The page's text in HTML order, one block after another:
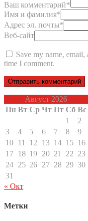
Ваш комментарий*
Имя и фамилия*
Адрес эл. почты*
Веб-сайт
Save my name,
time I comment.
Август 2026
Пн Вт Ср Чт Пт Сб Вс
1
2
3
4 5 6 7 8
9
10 11 12 13 14 15 16
17 18 19 20 21 22 23
24 25 26 27 28 29 30
31
« Окт
Метки